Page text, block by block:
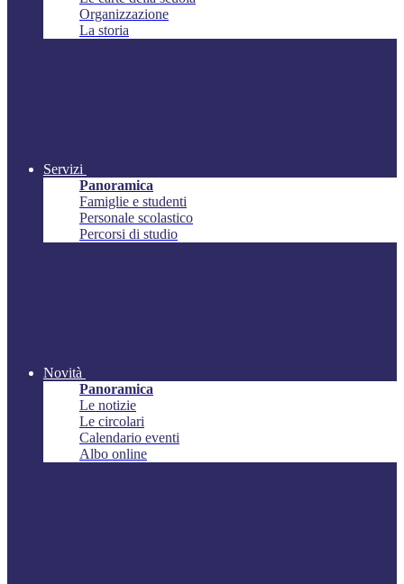
Organizzazione
La storia
Servizi
Panoramica
Famiglie e studenti
Personale scolastico
Percorsi di studio
Novità
Panoramica
Le notizie
Le circolari
Calendario eventi
Albo online